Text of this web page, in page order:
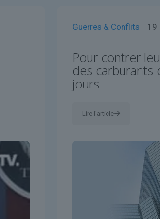
Guerres & Conflits 19
Pour contrer
des carburants
jours
Lire l'article